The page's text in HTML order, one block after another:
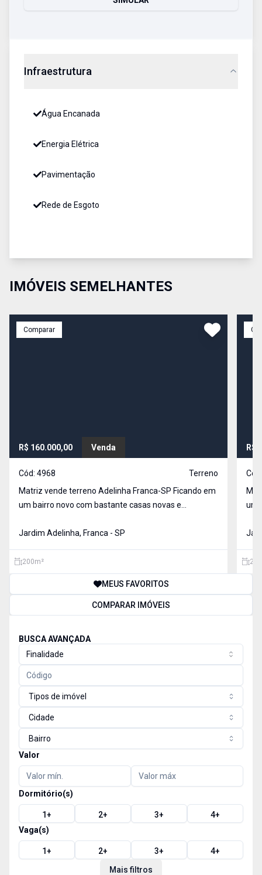
Infraestrutura
Água Encanada
Energia Elétrica
Pavimentação
Rede de Esgoto
IMÓVEIS SEMELHANTES
Comparar
R$ 160.000,00 Venda
Cód: 4968
Terreno
Matriz vende terreno Adelinha Franca-SP Ficando em
um bairro novo com bastante casas novas e
lados, sendo ideal para você construir para vender ou
Jardim Adelinha, Franca - SP
200m²
R$
um
200
MEUS FAVORITOS
COMPARAR IMÓVEIS
BUSCA AVANÇADA
Finalidade
Tipos de imóvel
Cidade
Bairro
Valor
Dormitório(s)
1+ 2+ 3+ 4+
Vaga(s)
1+ 2+ 3+ 4+
Mais filtros